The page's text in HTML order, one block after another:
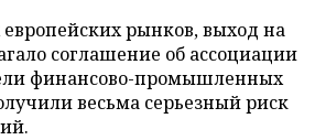
рынков, выход на
соглашение об ассоциации
финансово-промышленных
весьма серьезный риск